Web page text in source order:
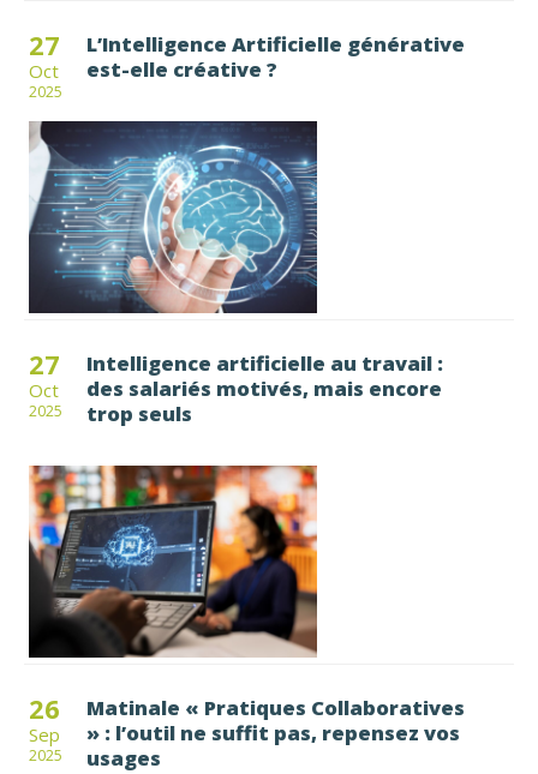
27
Oct
2025
L’Intelligence Artificielle générative
est-elle créative ?
27
Oct
2025
Intelligence artificielle au travail :
des salariés motivés, mais encore
trop seuls
26
Sep
2025
Matinale « Pratiques Collaboratives
» : l’outil ne suffit pas, repensez vos
usages